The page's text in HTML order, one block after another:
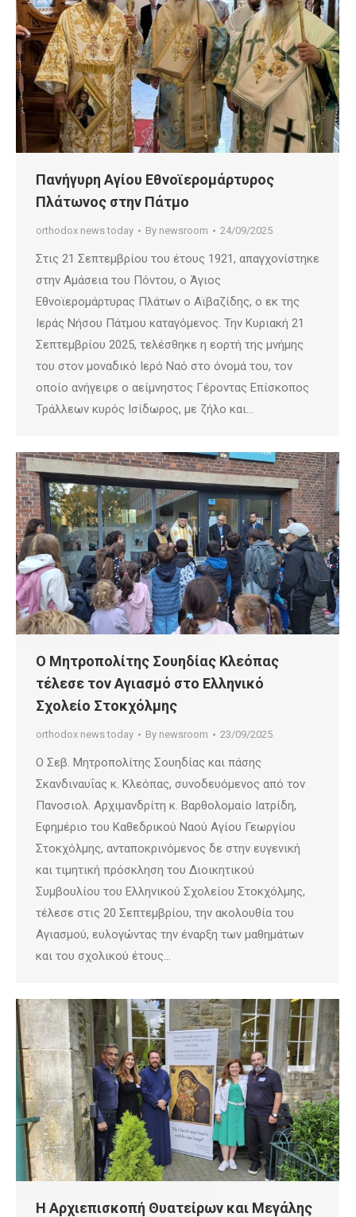
Πανήγυρη Αγίου Εθνοϊερομάρτυρος
Πλάτωνος στην Πάτμο
orthodox news today By newsroom 24/09/2025
Στις 21 Σεπτεμβρίου του έτους 1921, απαγχονίστηκε
στην Αμάσεια του Πόντου, ο Άγιος
Εθνοϊερομάρτυρας Πλάτων ο Αϊβαζίδης, ο εκ της
Ιεράς Νήσου Πάτμου καταγόμενος. Την Κυριακή 21
Σεπτεμβρίου 2025, τελέσθηκε η εορτή της μνήμης
του στον μοναδικό Ιερό Ναό στο όνομά του, τον
οποίο ανήγειρε ο αείμνηστος Γέροντας Επίσκοπος
Τράλλεων κυρός Ισίδωρος, με ζήλο και…
Ο Μητροπολίτης Σουηδίας Κλεόπας
τέλεσε τον Αγιασμό στο Ελληνικό
Σχολείο Στοκχόλμης
orthodox news today By newsroom 23/09/2025
Ο Σεβ. Μητροπολίτης Σουηδίας και πάσης
Σκανδιναυΐας κ. Κλεόπας, συνοδευόμενος από τον
Πανοσιολ. Αρχιμανδρίτη κ. Βαρθολομαίο Ιατρίδη,
Εφημέριο του Καθεδρικού Ναού Αγίου Γεωργίου
Στοκχόλμης, ανταποκρινόμενος δε στην ευγενική
και τιμητική πρόσκληση του Διοικητικού
Συμβουλίου του Ελληνικού Σχολείου Στοκχόλμης,
τέλεσε στις 20 Σεπτεμβρίου, την ακολουθία του
Αγιασμού, ευλογώντας την έναρξη των μαθημάτων
και του σχολικού έτους…
Η Αρχιεπισκοπή Θυατείρων και Μεγάλης